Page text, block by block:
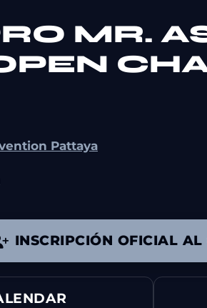
MR.
Pattaya
INSCRIPCIÓN OFICIAL